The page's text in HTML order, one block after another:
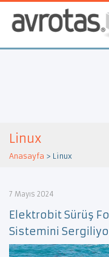
Linux
Anasayfa > Linux
7 Mayıs 2024
Elektrobit Sürüş
Sistemini